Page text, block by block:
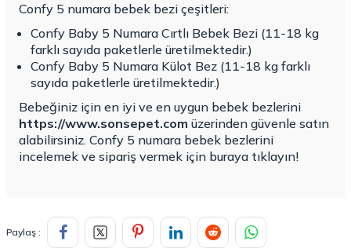
Confy 5 numara bebek bezi çeşitleri:
Confy Baby 5 Numara Cırtlı Bebek Bezi (11-18 kg
farklı sayıda paketlerle üretilmektedir.)
Confy Baby 5 Numara Külot Bez (11-18 kg farklı
sayıda paketlerle üretilmektedir.)
Bebeğiniz için en iyi ve en uygun bebek bezlerini
https://www.sonsepet.com üzerinden güvenle satın
alabilirsiniz. Confy 5 numara bebek bezlerini
incelemek ve sipariş vermek için buraya tıklayın!
Paylaş :